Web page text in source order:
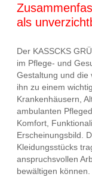
als
Der KASSCKS
im Pflege- und
Gestaltung und die
ihn zu einem
Krankenhäusern,
ambulanten
Komfort,
Erscheinungsbild.
Kleidungsstücks
anspruchsvollen
bewältigen können.